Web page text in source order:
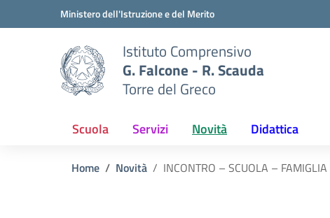
Vai ai contenuti
Vai al menu di navigazioneMinistero dell'Istruzione e del Merito
Istituto Comprensivo
G. Falcone - R. Scauda
Torre del Greco
Scuola Servizi Novità Didattica
Home Novità INCONTRO – SCUOLA –